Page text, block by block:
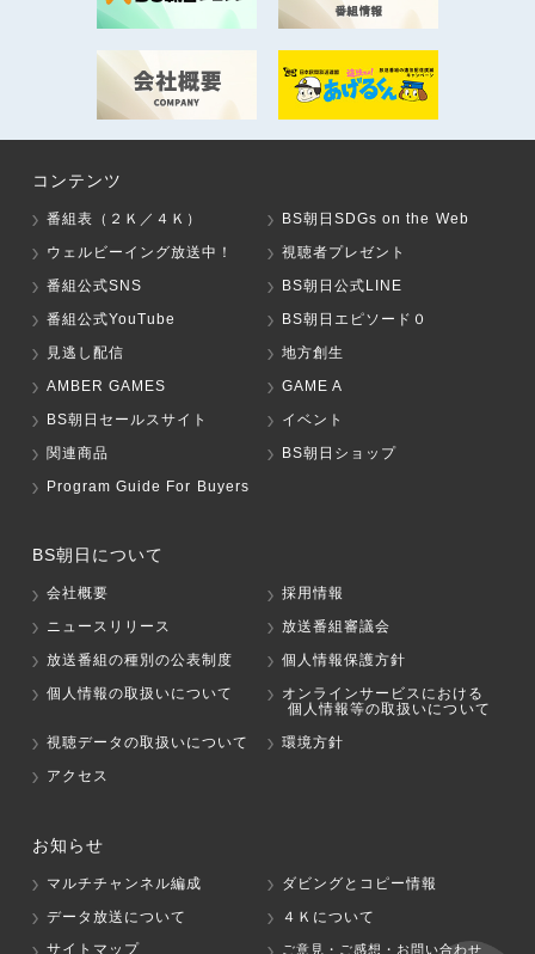
コンテンツ
番組表（２Ｋ／４Ｋ）
BS朝日SDGs on the Web
ウェルビーイング放送中！
視聴者プレゼント
番組公式SNS
BS朝日公式LINE
番組公式YouTube
BS朝日エピソード０
見逃し配信
地方創生
AMBER GAMES
GAME A
BS朝日セールスサイト
イベント
関連商品
BS朝日ショップ
Program Guide For Buyers
BS朝日について
会社概要
採用情報
ニュースリリース
放送番組審議会
放送番組の種別の公表制度
個人情報保護方針
個人情報の取扱いについて
オンラインサービスにおける
個人情報等の取扱いについて
視聴データの取扱いについて
環境方針
アクセス
お知らせ
マルチチャンネル編成
ダビングとコピー情報
データ放送について
４Ｋについて
サイトマップ
ご意見・ご感想・お問い合わせ